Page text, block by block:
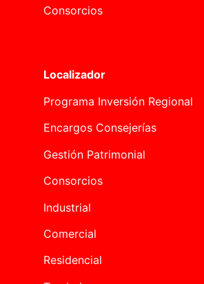
Consorcios
Localizador
Programa Inversión Regional
Encargos Consejerías
Gestión Patrimonial
Consorcios
Industrial
Comercial
Residencial